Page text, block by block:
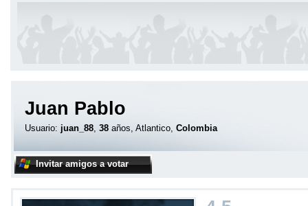
Juan Pablo
Usuario: juan_88, 38 años, Atlantico, Colombia
Invitar amigos a votar